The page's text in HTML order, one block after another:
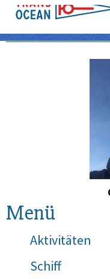
Menü
Aktivitäten
Schiff